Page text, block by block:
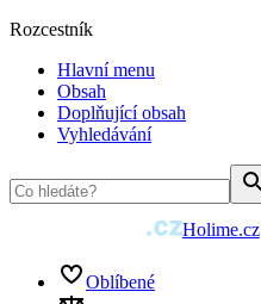
Rozcestník
Hlavní menu
Obsah
Doplňující obsah
Vyhledávání
Holime.cz
Oblíbené